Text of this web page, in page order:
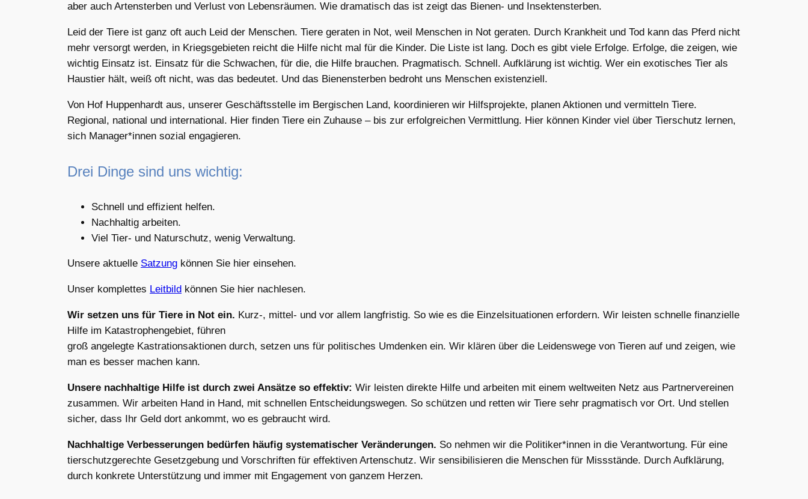
aber auch Artensterben und Verlust von Lebensräumen. Wie dramatisch das ist zeigt das Bienen- und Insektensterben.
Leid der Tiere ist ganz oft auch Leid der Menschen. Tiere geraten in Not, weil Menschen in Not geraten. Durch Krankheit und Tod kann das Pferd nicht
mehr versorgt werden, in Kriegsgebieten reicht die Hilfe nicht mal für die Kinder. Die Liste ist lang. Doch es gibt viele Erfolge. Erfolge, die zeigen, wie
wichtig Einsatz ist. Einsatz für die Schwachen, für die, die Hilfe brauchen. Pragmatisch. Schnell. Aufklärung ist wichtig. Wer ein exotisches Tier als
Haustier hält, weiß oft nicht, was das bedeutet. Und das Bienensterben bedroht uns Menschen existenziell.
Von Hof Huppenhardt aus, unserer Geschäftsstelle im Bergischen Land, koordinieren wir Hilfsprojekte, planen Aktionen und vermitteln Tiere.
Regional, national und international. Hier finden Tiere ein Zuhause – bis zur erfolgreichen Vermittlung. Hier können Kinder viel über Tierschutz lernen,
sich Manager*innen sozial engagieren.
Drei Dinge sind uns wichtig:
Schnell und effizient helfen.
Nachhaltig arbeiten.
Viel Tier- und Naturschutz, wenig Verwaltung.
Unsere aktuelle Satzung können Sie hier einsehen.
Unser komplettes Leitbild können Sie hier nachlesen.
Wir setzen uns für Tiere in Not ein. Kurz-, mittel- und vor allem langfristig. So wie es die Einzelsituationen erfordern. Wir leisten schnelle finanzielle
Hilfe im Katastrophengebiet, führen
groß angelegte Kastrationsaktionen durch, setzen uns für politisches Umdenken ein. Wir klären über die Leidenswege von Tieren auf und zeigen, wie
man es besser machen kann.
Unsere nachhaltige Hilfe ist durch zwei Ansätze so effektiv: Wir leisten direkte Hilfe und arbeiten mit einem weltweiten Netz aus Partnervereinen
zusammen. Wir arbeiten Hand in Hand, mit schnellen Entscheidungswegen. So schützen und retten wir Tiere sehr pragmatisch vor Ort. Und stellen
sicher, dass Ihr Geld dort ankommt, wo es gebraucht wird.
Nachhaltige Verbesserungen bedürfen häufig systematischer Veränderungen. So nehmen wir die Politiker*innen in die Verantwortung. Für eine
tierschutzgerechte Gesetzgebung und Vorschriften für effektiven Artenschutz. Wir sensibilisieren die Menschen für Missstände. Durch Aufklärung,
durch konkrete Unterstützung und immer mit Engagement von ganzem Herzen.